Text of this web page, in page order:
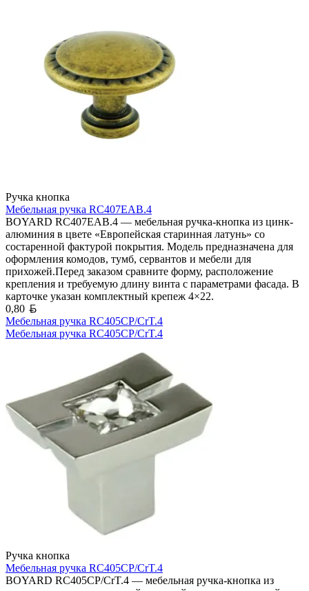
Ручка кнопка
Мебельная ручка RC407EAB.4
BOYARD RC407EAB.4 — мебельная ручка-кнопка из цинк-
алюминия в цвете «Европейская старинная латунь» со
состаренной фактурой покрытия. Модель предназначена для
оформления комодов, тумб, сервантов и мебели для
прихожей.Перед заказом сравните форму, расположение
крепления и требуемую длину винта с параметрами фасада. В
карточке указан комплектный крепеж 4×22.
0,80
Мебельная ручка RC405CP/CrT.4
Мебельная ручка RC405CP/CrT.4
Ручка кнопка
Мебельная ручка RC405CP/CrT.4
BOYARD RC405CP/CrT.4 — мебельная ручка-кнопка из